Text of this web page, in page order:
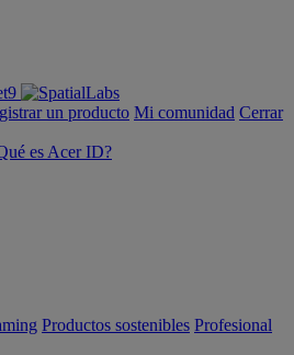
un producto Mi comunidad Cerrar
es Acer ID?
Productos sostenibles Profesional